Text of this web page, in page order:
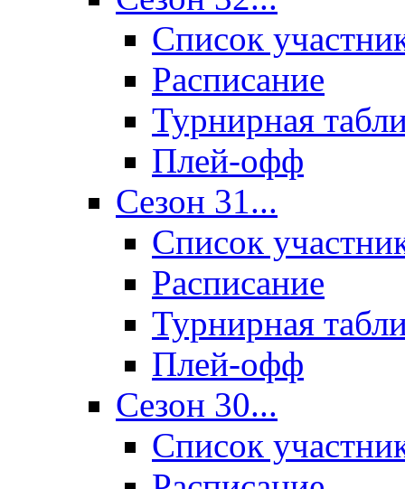
Список
Расписание
Турнирная
Плей-офф
Сезон 31...
Список
Расписание
Турнирная
Плей-офф
Сезон 30...
Список